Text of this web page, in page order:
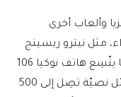
وألعاب أخرى
مثل نيترو ريسينج
ودينجر داش و تيتريس وأكثر من ذلك، كما يتّسِع هاتف نوكيا 106
لجهات اتصال تصِل إلى 2000 جهة ورسائل نصيّة تصِل إلى 500